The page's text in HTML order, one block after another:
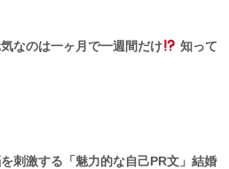
なのは一ヶ月で一週間だけ
知って
刺激する「魅力的な自己PR文」結婚